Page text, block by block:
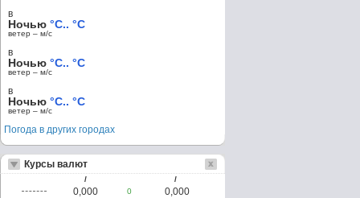
в
Ночью °C.. °C
ветер – м/c
в
Ночью °C.. °C
ветер – м/c
в
Ночью °C.. °C
ветер – м/c
Погода в других городах
Курсы валют
/ /
0,000 0
0,000